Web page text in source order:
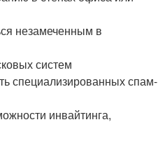
незамеченным в
систем
специализированных спам-
инвайтинга,